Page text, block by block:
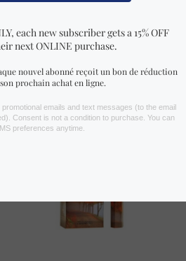
être aussi…